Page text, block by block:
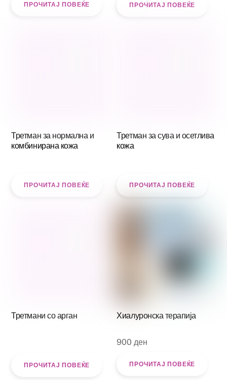
ПРОЧИТАЈ ПОВЕЌЕ ПРОЧИТАЈ ПОВЕЌЕ
Третман за нормална и
комбинирана кожа
ПРОЧИТАЈ ПОВЕЌЕ
Третман за сува и осетлива
кожа
ПРОЧИТАЈ ПОВЕЌЕ
Третмани со арган
ПРОЧИТАЈ ПОВЕЌЕ
Хиалуронска терапија
900ден
ПРОЧИТАЈ ПОВЕЌЕ